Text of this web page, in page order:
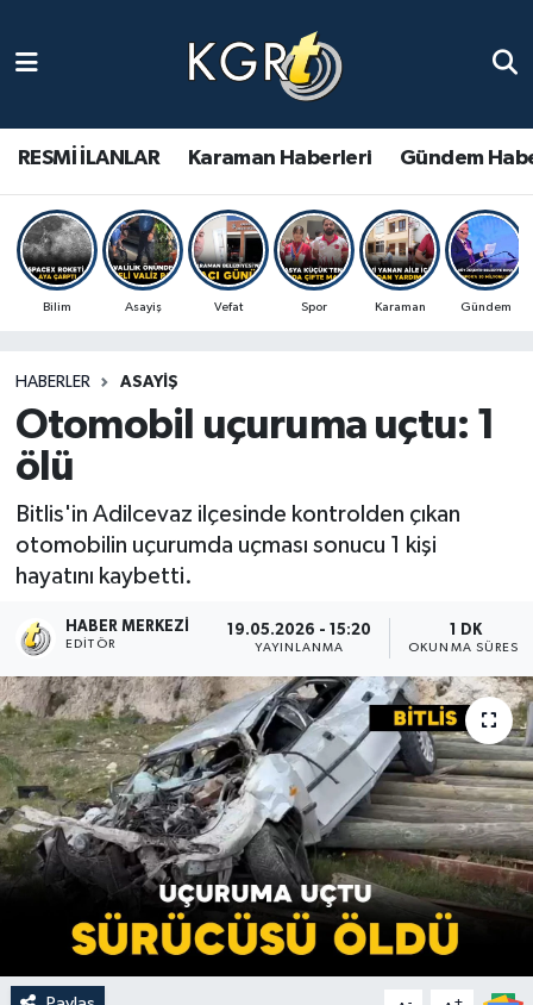
RESMİ İLANLAR Karaman Haberleri Gündem
Bilim Asayiş Vefat Spor Karaman Gündem
HABERLER ASAYIŞ
Otomobil uçuruma uçtu: 1
ölü
Bitlis'in Adilcevaz ilçesinde kontrolden çıkan
otomobilin uçurumda uçması sonucu 1 kişi
hayatını kaybetti.
HABER MERKEZI
EDITÖR
19.05.2026 - 15:20
YAYINLANMA
1 DK
OKUNMA SÜRESI
Gündem Haberleri
Güncel Haberler
Spor Haberleri
Ulusal Haberler
Vefat Edenler